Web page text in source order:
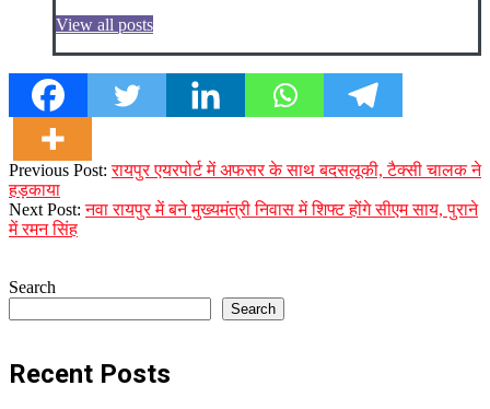
View all posts
2023-
12-
26
Previous Post:रायपुर एयरपोर्ट में अफसर के साथ बदसलूकी, टैक्सी चालक ने
हड़काया
Next Post:नवा रायपुर में बने मुख्यमंत्री निवास में शिफ्ट होंगे सीएम साय, पुराने
में रमन सिंह
Search
Search
Recent Posts